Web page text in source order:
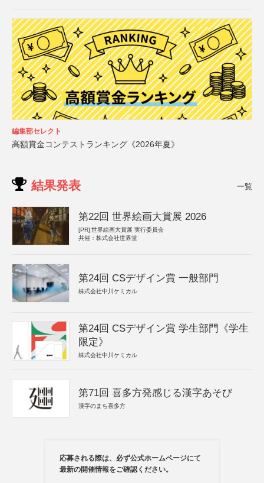
編集部セレクト
高額賞金コンテストランキング《2026年夏》
結果発表 一覧
第22回 世界絵画大賞展 2026
[PR] 世界絵画大賞展 実行委員会
共催：株式会社世界堂
第24回 CSデザイン賞 一般部門
株式会社中川ケミカル
第24回 CSデザイン賞 学生部門《学生
限定》
株式会社中川ケミカル
第71回 喜多方発感じる漢字あそび
漢字のまち喜多方
応募される際は、必ず公式ホームページにて
最新の開催情報をご確認ください。